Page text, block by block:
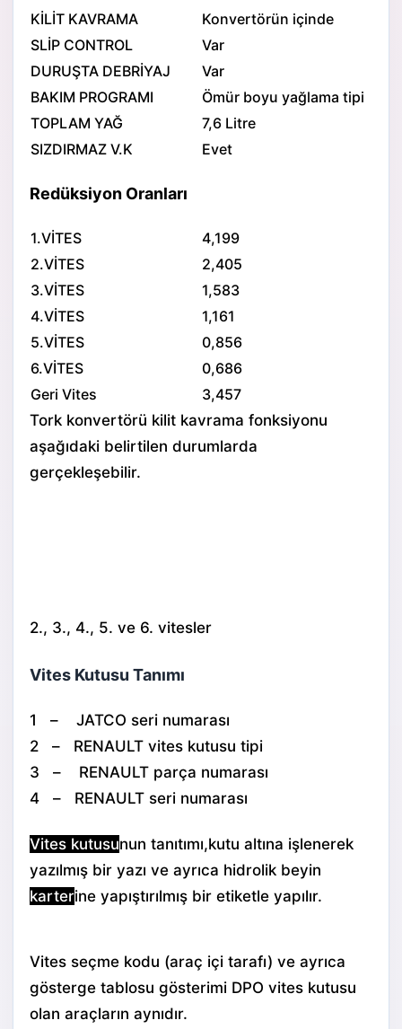
KİLİT KAVRAMA
Konvertörün içinde
SLİP CONTROL
Var
DURUŞTA DEBRİYAJ
Var
BAKIM PROGRAMI
Ömür boyu yağlama tipi
TOPLAM YAĞ
7,6 Litre
SIZDIRMAZ V.K
Evet
Redüksiyon Oranları
1.VİTES
4,199
2.VİTES
2,405
3.VİTES
1,583
4.VİTES
1,161
5.VİTES
0,856
6.VİTES
0,686
Geri Vites
3,457
Tork konvertörü kilit kavrama fonksiyonu
aşağıdaki belirtilen durumlarda
gerçekleşebilir.
2., 3., 4., 5. ve 6. vitesler
Vites Kutusu Tanımı
1 – JATCO seri numarası
2 – RENAULT vites kutusu tipi
3 – RENAULT parça numarası
4 – RENAULT seri numarası
Vites kutusunun tanıtımı,kutu altına işlenerek
yazılmış bir yazı ve ayrıca hidrolik beyin
karterine yapıştırılmış bir etiketle yapılır.
Vites seçme kodu (araç içi tarafı) ve ayrıca
gösterge tablosu gösterimi DPO vites kutusu
olan araçların aynıdır.